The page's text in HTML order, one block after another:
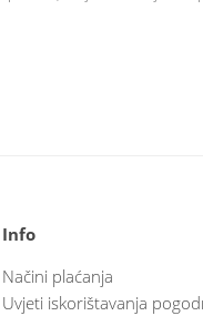
Info
Načini plaćanja
Uvjeti iskorištavanja